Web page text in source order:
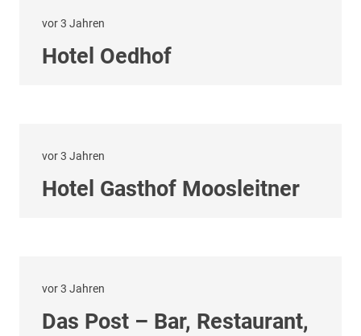
vor 3 Jahren
Hotel Oedhof
vor 3 Jahren
Hotel Gasthof Moosleitner
vor 3 Jahren
Das Post – Bar, Restaurant,